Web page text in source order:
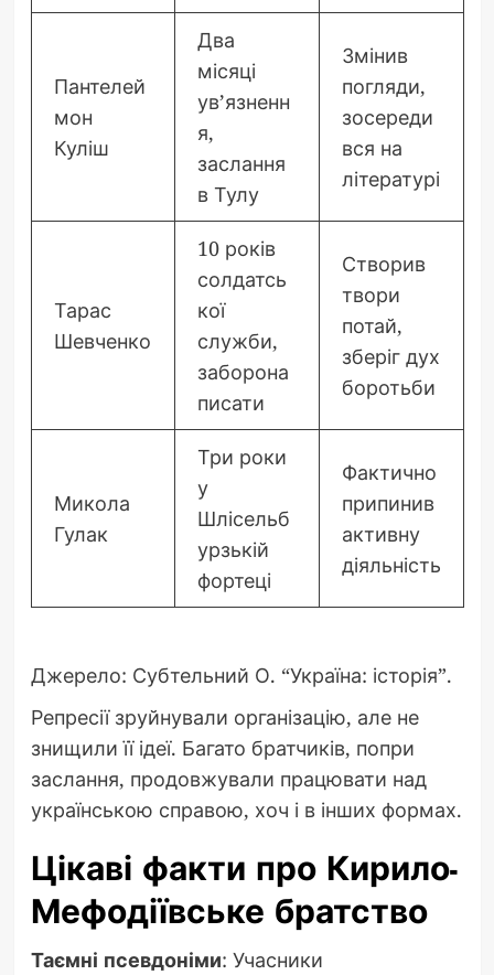
Пантелей
мон
Куліш
Два
місяці
ув’язненн
я,
заслання
в Тулу
Змінив
погляди,
зосереди
вся на
літературі
Тарас
Шевченко
10 років
солдатсь
кої
служби,
заборона
писати
Створив
твори
потай,
зберіг дух
боротьби
Микола
Гулак
Три роки
у
Шлісельб
урзькій
фортеці
Фактично
припинив
активну
діяльність
Джерело: Субтельний О. “Україна: історія”.
Репресії зруйнували організацію, але не
знищили її ідеї. Багато братчиків, попри
заслання, продовжували працювати над
українською справою, хоч і в інших формах.
Цікаві факти про Кирило-
Мефодіївське братство
Таємні псевдоніми: Учасники